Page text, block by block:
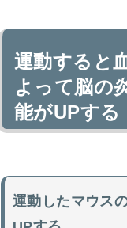
運動すると
よって脳の
能がUPする
運動したマウス